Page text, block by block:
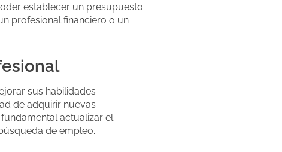
establecer un presupuesto
profesional financiero o un
sus habilidades
de adquirir nuevas
actualizar el
de empleo.